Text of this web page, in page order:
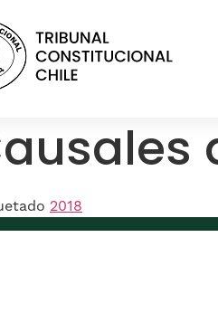
2018